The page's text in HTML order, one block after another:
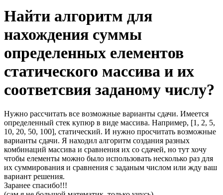
Найти алгоритм для
нахождения суммы
определенных елементов
статического массива и их
соответсвия заданому числу?
Нужно рассчитать все возможные варианты сдачи. Имеется
определенный стек купюр в виде массива. Например, [1, 2, 5,
10, 20, 50, 100], статический. И нужно просчитать возможные
варианты сдачи. Я находил алгоритм создания разных
комбинаций массива и сравнения их со сдачей, но тут хочу
чтобы елементы можно было использовать несколько раз для
их суммирования и сравнения с заданым числом или жду ваш
вариант решения.
Заранее спасибо!!!